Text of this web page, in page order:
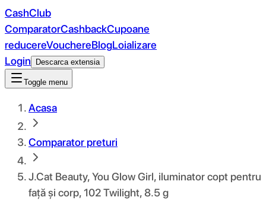
CashClub
ComparatorCashbackCupoane
reducereVouchereBlogLoializare
Login
Descarca extensia
Toggle menu
Acasa
Comparator preturi
J.Cat Beauty, You Glow Girl, iluminator copt pentru
față și corp, 102 Twilight, 8.5 g